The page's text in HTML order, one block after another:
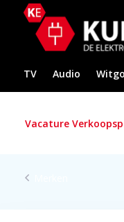
TV Audio
Vacature